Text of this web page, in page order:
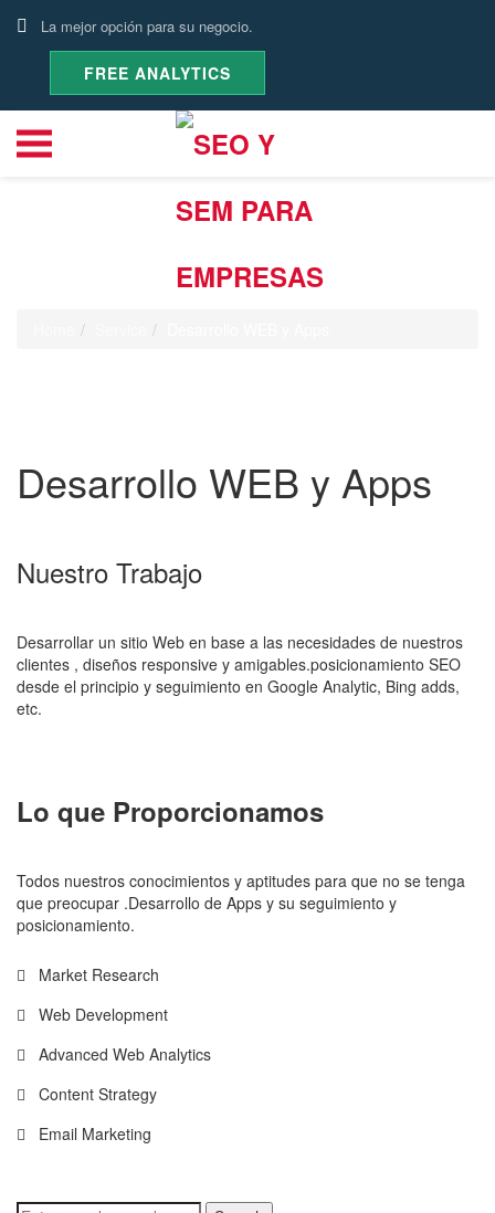
La mejor opción para su negocio.
FREE ANALYTICS
Desarrollo WEB y Apps
Nuestro Trabajo
Desarrollar un sitio Web en base a las necesidades de nuestros
clientes , diseños responsive y amigables.posicionamiento SEO
desde el principio y seguimiento en Google Analytic, Bing adds,
etc.
Lo que Proporcionamos
Todos nuestros conocimientos y aptitudes para que no se tenga
que preocupar .Desarrollo de Apps y su seguimiento y
posicionamiento.
Market Research
Web Development
Advanced Web Analytics
Content Strategy
Email Marketing